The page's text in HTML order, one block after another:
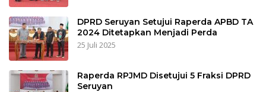
DPRD Seruyan Setujui Raperda APBD TA
2024 Ditetapkan Menjadi Perda
25 Juli 2025
Raperda RPJMD Disetujui 5 Fraksi DPRD
Seruyan